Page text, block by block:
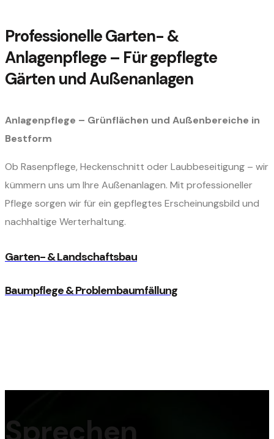
Professionelle Garten- &
Anlagenpflege – Für gepflegte
Gärten und Außenanlagen
Anlagenpflege – Grünflächen und Außenbereiche in
Bestform
Ob Rasenpflege, Heckenschnitt oder Laubbeseitigung – wir
kümmern uns um Ihre Außenanlagen. Mit professioneller
Pflege sorgen wir für ein gepflegtes Erscheinungsbild und
nachhaltige Werterhaltung.
Garten- & Landschaftsbau
Baumpflege & Problembaumfällung
Sprechen